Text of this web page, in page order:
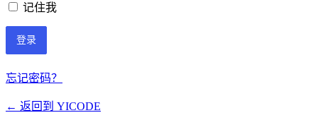
记住我
忘记密码？
← 返回到 YICODE